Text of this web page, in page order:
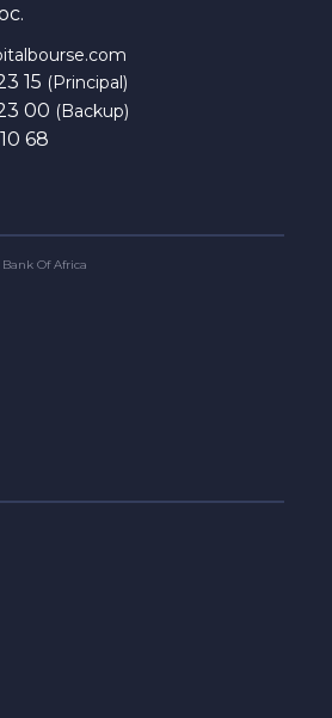
15 (Principal)
00 (Backup)
68
Of Africa